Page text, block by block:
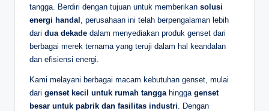
tangga. Berdiri dengan tujuan untuk memberikan solusi
energi handal
, perusahaan ini telah berpengalaman lebih
dari dua dekade dalam menyediakan produk genset dari
berbagai merek ternama yang teruji dalam hal keandalan
dan efisiensi energi.
Kami melayani berbagai macam kebutuhan genset, mulai
dari genset kecil untuk rumah tangga hingga genset
besar untuk pabrik dan fasilitas industri . Dengan